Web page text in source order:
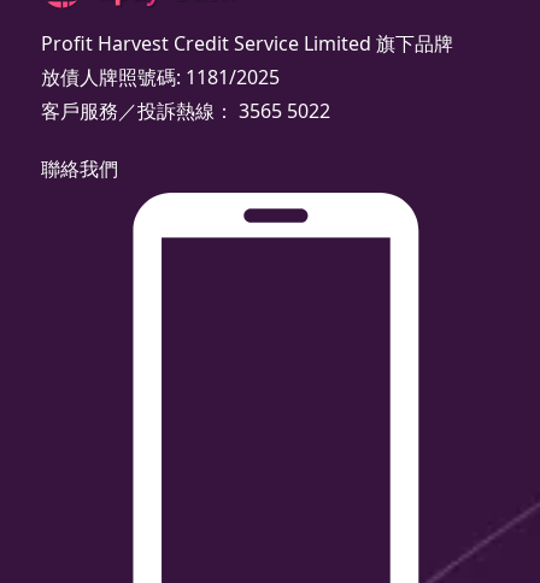
Profit Harvest Credit Service Limited 旗下品牌
放債人牌照號碼: 1181/2025
客戶服務／投訴熱線： 3565 5022
聯絡我們